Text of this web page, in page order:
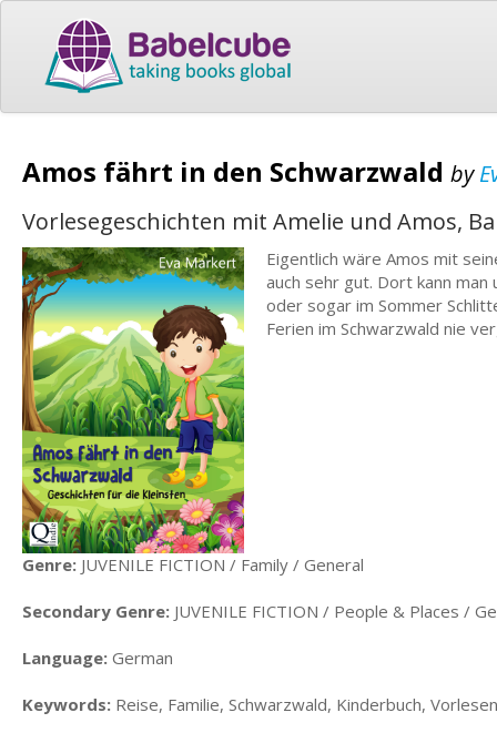
Amos fährt in den Schwarzwald by
Vorlesegeschichten mit Amelie und Amos,
Eigentlich wäre Amos mit
auch sehr gut. Dort kann
oder sogar im Sommer
Ferien im Schwarzwald nie
Genre: JUVENILE FICTION / Family / General
Secondary Genre: JUVENILE FICTION / People & Places /
Language: German
Keywords: Reise, Familie, Schwarzwald, Kinderbuch,